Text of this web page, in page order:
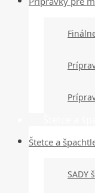
Štetce a
SADY